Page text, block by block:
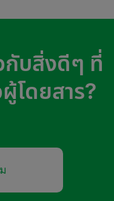
กับสิ่งดีๆ ที่
โดยสาร?